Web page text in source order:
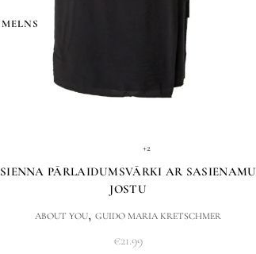
MELNS
+2
SIENNA PĀRLAIDUMSVĀRKI AR SASIENAMU
JOSTU
ABOUT YOU,GUIDO MARIA KRETSCHMER
€21.99